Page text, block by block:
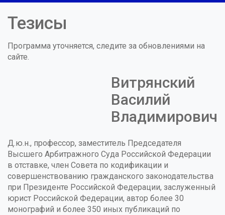
Тезисы
Программа уточняется, следите за обновлениями на
сайте.
Витрянский
Василий
Владимирович
Д.ю.н., профессор, заместитель Председателя
Высшего Арбитражного Суда Российской Федерации
в отставке, член Совета по кодификации и
совершенствованию гражданского законодательства
при Президенте Российской Федерации, заслуженный
юрист Российской Федерации, автор более 30
монографий и более 350 иных публикаций по